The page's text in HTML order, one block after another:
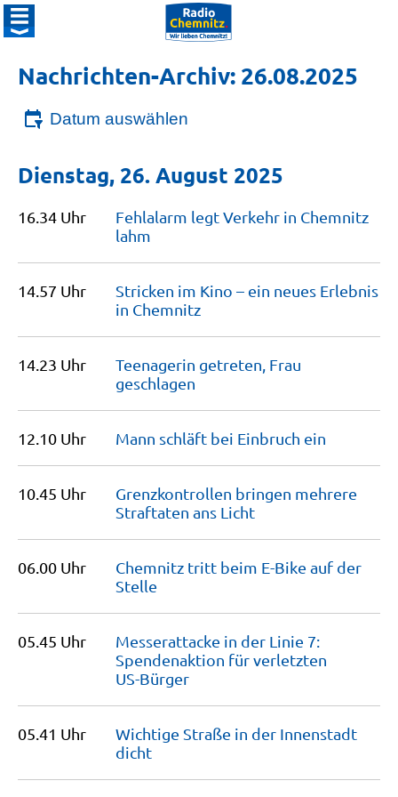
Nachrichten-Archiv: 26.08.2025
Datum auswählen
Dienstag, 26. August 2025
16.34 Uhr
Fehlalarm legt Verkehr in Chemnitz
lahm
14.57 Uhr
Stricken im Kino – ein neues Erlebnis
in Chemnitz
14.23 Uhr
Teenagerin getreten, Frau
geschlagen
12.10 Uhr Mann schläft bei Einbruch ein
10.45 Uhr
Grenzkontrollen bringen mehrere
Straftaten ans Licht
06.00 Uhr
Chemnitz tritt beim E-Bike auf der
Stelle
05.45 Uhr
Messerattacke in der Linie 7:
Spendenaktion für verletzten
US-Bürger
05.41 Uhr
Wichtige Straße in der Innenstadt
dicht